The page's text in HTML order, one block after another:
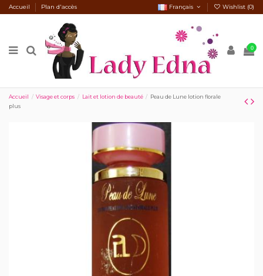
Accueil Plan d'accès Français Wishlist (0)
0
Accueil Visage et corps Lait et lotion de beauté
Peau de Lune lotion florale
plus